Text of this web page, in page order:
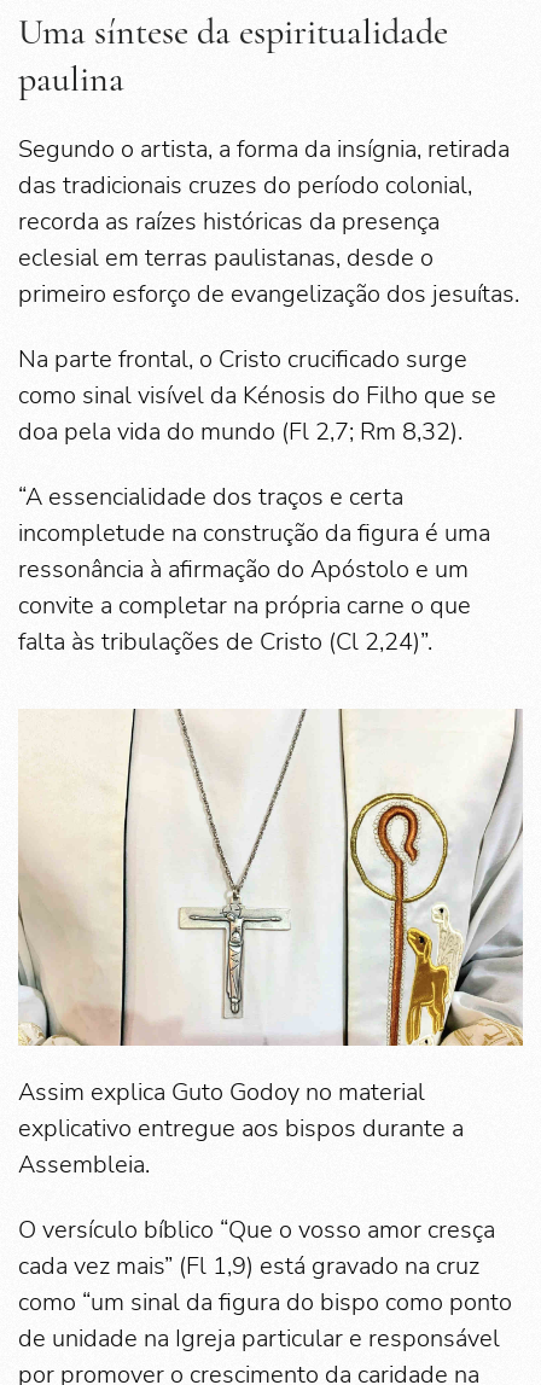
Uma síntese da espiritualidade
paulina
Segundo o artista, a forma da insígnia, retirada
das tradicionais cruzes do período colonial,
recorda as raízes históricas da presença
eclesial em terras paulistanas, desde o
primeiro esforço de evangelização dos jesuítas.
Na parte frontal, o Cristo crucificado surge
como sinal visível da Kénosis do Filho que se
doa pela vida do mundo (Fl 2,7; Rm 8,32).
“A essencialidade dos traços e certa
incompletude na construção da figura é uma
ressonância à afirmação do Apóstolo e um
convite a completar na própria carne o que
falta às tribulações de Cristo (Cl 2,24)”.
Assim explica Guto Godoy no material
explicativo entregue aos bispos durante a
Assembleia.
O versículo bíblico “Que o vosso amor cresça
cada vez mais” (Fl 1,9) está gravado na cruz
como “um sinal da figura do bispo como ponto
de unidade na Igreja particular e responsável
por promover o crescimento da caridade na